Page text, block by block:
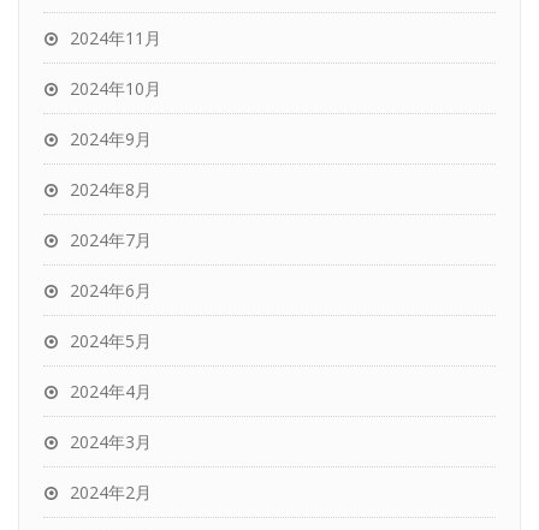
2024年11月
2024年10月
2024年9月
2024年8月
2024年7月
2024年6月
2024年5月
2024年4月
2024年3月
2024年2月